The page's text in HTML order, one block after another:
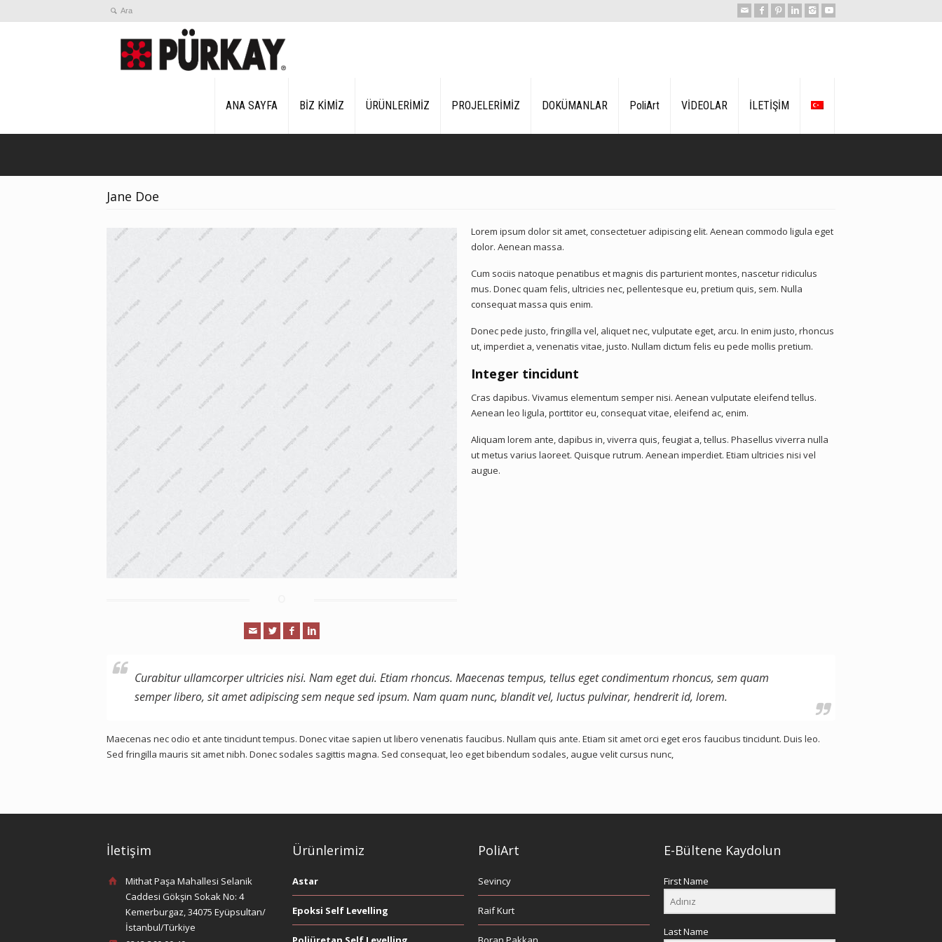
ANA SAYFA BİZ KİMİZ ÜRÜNLERİMİZ PROJELERİMİZ DOKÜMANLAR PoliArt VİDEOLAR İLETİŞİM
Jane Doe
Lorem ipsum dolor sit amet, consectetuer adipiscing elit. Aenean commodo ligula eget
dolor. Aenean massa.
Cum sociis natoque penatibus et magnis dis parturient montes, nascetur ridiculus
mus. Donec quam felis, ultricies nec, pellentesque eu, pretium quis, sem. Nulla
consequat massa quis enim.
Donec pede justo, fringilla vel, aliquet nec, vulputate eget, arcu. In enim justo, rhoncus
ut, imperdiet a, venenatis vitae, justo. Nullam dictum felis eu pede mollis pretium.
Integer tincidunt
Cras dapibus. Vivamus elementum semper nisi. Aenean vulputate eleifend tellus.
Aenean leo ligula, porttitor eu, consequat vitae, eleifend ac, enim.
Aliquam lorem ante, dapibus in, viverra quis, feugiat a, tellus. Phasellus viverra nulla
ut metus varius laoreet. Quisque rutrum. Aenean imperdiet. Etiam ultricies nisi vel
augue.
Curabitur ullamcorper ultricies nisi. Nam eget dui. Etiam rhoncus. Maecenas tempus, tellus eget condimentum rhoncus, sem quam
semper libero, sit amet adipiscing sem neque sed ipsum. Nam quam nunc, blandit vel, luctus pulvinar, hendrerit id, lorem.
Maecenas nec odio et ante tincidunt tempus. Donec vitae sapien ut libero venenatis faucibus. Nullam quis ante. Etiam sit amet orci eget eros faucibus tincidunt. Duis leo.
Sed fringilla mauris sit amet nibh. Donec sodales sagittis magna. Sed consequat, leo eget bibendum sodales, augue velit cursus nunc,
İletişim
Mithat Paşa Mahallesi Selanik
Caddesi Gökşin Sokak No: 4
Kemerburgaz, 34075 Eyüpsultan/
İstanbul/Türkiye
Ürünlerimiz
Astar
Epoksi Self Levelling
PoliArt
Sevincy
Raif Kurt
E-Bültene Kaydolun
First Name
Last Name